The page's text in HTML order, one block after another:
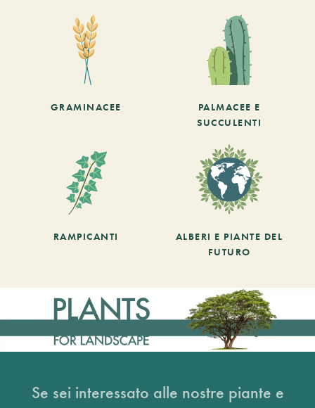
GRAMINACEE
PALMACEE E
SUCCULENTI
RAMPICANTI
ALBERI E PIANTE DEL
FUTURO
Se sei interessato alle nostre piante e